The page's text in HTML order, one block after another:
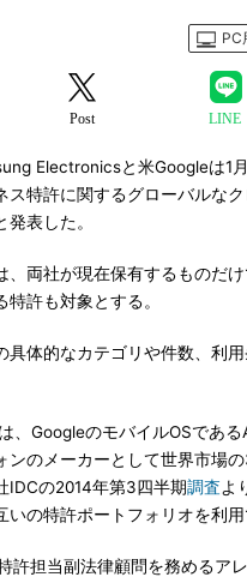
PC
Post LINE
Electronicsと米Googleは1
ス特許に関するグローバルな
発表した。
両社が現在保有するものだ
特許も対象とする。
体的なカテゴリや件数、利
、GoogleのモバイルOSである
ンのメーカーとして世界市場
IDCの2014年第3四半期調査よ
いの特許ポートフォリオを利用
許担当副法律顧問を務めるア